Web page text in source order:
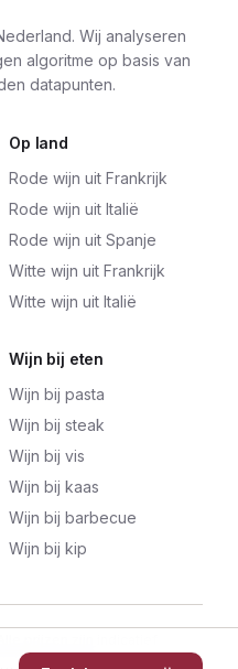
Wij analyseren
algoritme op basis van
datapunten.
Op land
Rode wijn uit Frankrijk
Rode wijn uit Italië
Rode wijn uit Spanje
Witte wijn uit Frankrijk
Witte wijn uit Italië
Wijn bij eten
Wijn bij pasta
Wijn bij steak
Wijn bij vis
Wijn bij kaas
Wijn bij barbecue
Wijn bij kip
links bevatten.